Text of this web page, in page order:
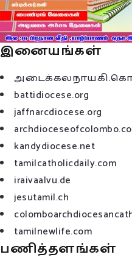
இனையங்கள்
battidiocese.org
jaffnarcdiocese.org
kandydiocese.net
tamilcatholicdaily.com
iraivaalvu.de
jesutamil.ch
tamilnewlife.com
பணித்தளங்கள்